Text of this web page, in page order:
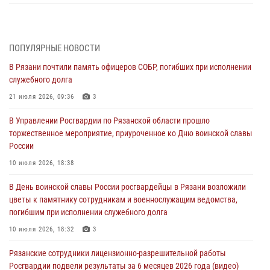
Для детей рязанских росгвардейцев в историческом музее провели
экскурсию по экспозиции, посвящённой губернской эпохе
В Управлении Росгвардии по Рязанской области состоялось
награждение военнослужащих государственными наградами
29 июля 2026, 15:49
Рязанским росгвардейцам провели лекции о Крещении Руси
28 июля 2026, 09:22 1
При силовой поддержке ОМОН житель Касимовского округа лишён
законодательства
ПОПУЛЯРНЫЕ НОВОСТИ
В Рязани почтили память офицеров СОБР, погибших при исполнении
служебного долга
21 июля 2026, 09:36 3
В Управлении Росгвардии по Рязанской области прошло
торжественное мероприятие, приуроченное ко Дню воинской славы
России
10 июля 2026, 18:38
В День воинской славы России росгвардейцы в Рязани возложили
цветы к памятнику сотрудникам и военнослужащим ведомства,
погибшим при исполнении служебного долга
10 июля 2026, 18:32 3
Рязанские сотрудники лицензионно-разрешительной работы
Росгвардии подвели результаты за 6 месяцев 2026 года (видео)